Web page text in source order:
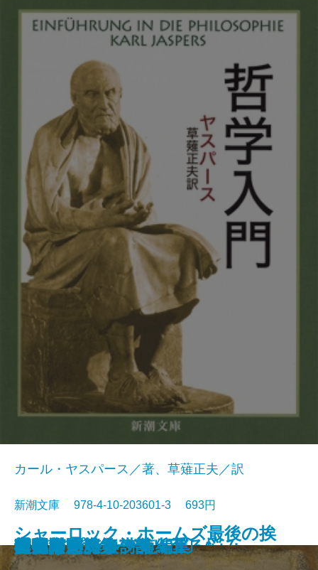
春の城
桜の実の熟する時
千曲川のスケッチ
シャーロック・ホームズ最後の挨
拶
人間の土地
クヌルプ
夜明け前 第二部〔下〕
夜明け前 第二部〔上〕
小さき者へ・生れ出づる悩み
哲学入門
カール・ヤスパース／著、草薙正夫／訳
新潮文庫 978-4-10-203601-3 693円
破戒
夜明け前 第一部〔上〕
夜明け前 第一部〔下〕
肉体の悪魔
青春は美わし
コクトー詩集
アポリネール詩集
人生論ノート
異邦人
スタインベック短編集